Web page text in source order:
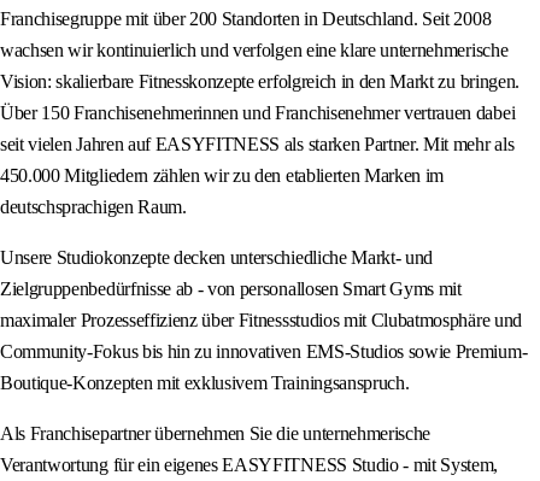
Franchisegruppe mit über 200 Standorten in Deutschland. Seit 2008
wachsen wir kontinuierlich und verfolgen eine klare unternehmerische
Vision: skalierbare Fitnesskonzepte erfolgreich in den Markt zu bringen.
Über 150 Franchisenehmerinnen und Franchisenehmer vertrauen dabei
seit vielen Jahren auf EASYFITNESS als starken Partner. Mit mehr als
450.000 Mitgliedern zählen wir zu den etablierten Marken im
deutschsprachigen Raum.
Unsere Studiokonzepte decken unterschiedliche Markt- und
Zielgruppenbedürfnisse ab - von personallosen Smart Gyms mit
maximaler Prozesseffizienz über Fitnessstudios mit Clubatmosphäre und
Community-Fokus bis hin zu innovativen EMS-Studios sowie Premium-
Boutique-Konzepten mit exklusivem Trainingsanspruch.
Als Franchisepartner übernehmen Sie die unternehmerische
Verantwortung für ein eigenes EASYFITNESS Studio - mit System,